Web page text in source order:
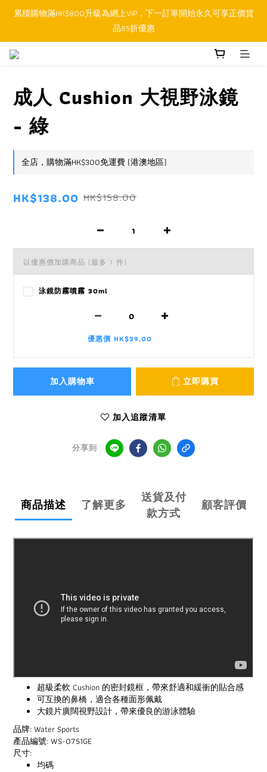
順豐香港SFHK APP取件通知功能將取代SMS短訊
累積購物滿HK$800升級為網上VIP，下一訂單開始永久可享正價貨
品85折優惠
順豐香港SFHK APP取件通知功能將取代SMS短訊
成人 Cushion 大視野泳鏡
- 綠
全店，購物滿HK$300免運費 (港澳地區)
HK$138.00 HK$158.00
以優惠價加購商品 (最多 1 件)
泳鏡防霧噴霧 30ml
優惠價 HK$39.00
加入購物車 立即購買
加入追蹤清單
分享到
商品描述 了解更多
送貨及付
款方式
顧客評價
超級柔軟 Cushion 的密封鏡框，帶來舒適和緩衝的貼合感
可互換的鼻橋，適合各種面形佩戴
大鏡片廣闊視野設計，帶來優良的游泳體驗
品牌: Water Sports
產品編號: WS-0751GE
尺寸:
均碼